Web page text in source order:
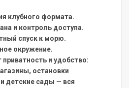
клубного формата.
и контроль доступа.
спуск к морю.
окружение.
и удобство:
остановки
детские сады — вся